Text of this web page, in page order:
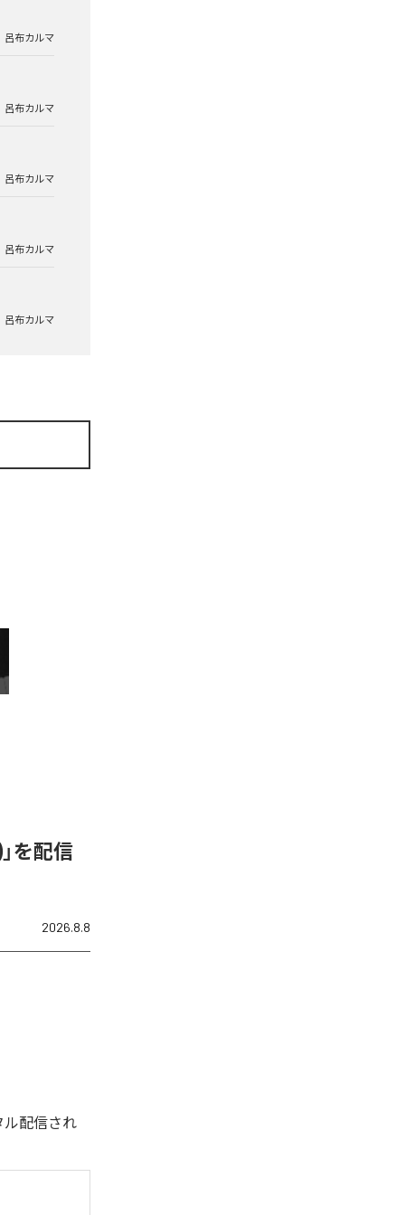
呂布カルマ
呂布カルマ
呂布カルマ
呂布カルマ
呂布カルマ
を配信
2026.8.8
ル配信され